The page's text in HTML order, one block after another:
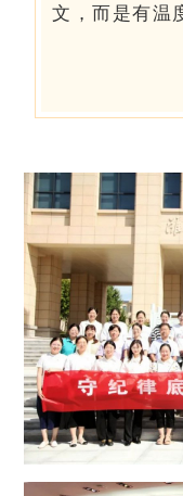
文，而是有温